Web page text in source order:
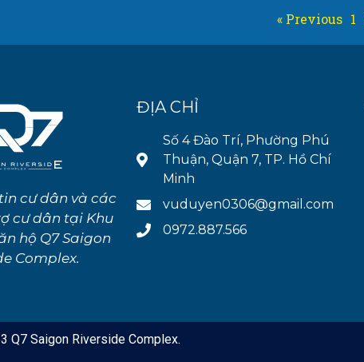
« Previous 1
cư dân và các
cư dân tại Khu
hộ Q7 Saigon
Complex.
ĐỊA CHỈ
Số 4 Đào Trí, Phường Phú
Thuận, Quận 7, TP. Hồ Chí
Minh
vuduyen0306@gmail.com
0972.887.566
Q7 Saigon Riverside Complex.